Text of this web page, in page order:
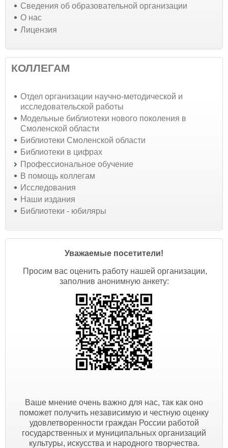
Cведения об образовательной организации
О нас
Лицензия
КОЛЛЕГАМ
Отдел организации научно-методической и
исследовательской работы
Модельные библиотеки нового поколения в
Смоленской области
Библиотеки Смоленской области
Библиотеки в цифрах
Профессиональное обучение
В помощь коллегам
Исследования
Наши издания
Библиотеки - юбиляры
Уважаемые посетители!
Просим вас оценить работу нашей организации,
заполнив анонимную анкету:
Ваше мнение очень важно для нас, так как оно
поможет получить независимую и честную оценку
удовлетворенности граждан России работой
государственных и муниципальных организаций
культуры, искусства и народного творчества.